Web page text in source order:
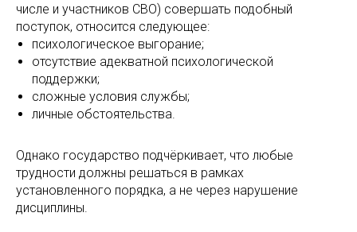
числе и участников СВО) совершать подобный
поступок, относится следующее:
психологическое выгорание;
отсутствие адекватной психологической
поддержки;
сложные условия службы;
личные обстоятельства.
Однако государство подчёркивает, что любые
трудности должны решаться в рамках
установленного порядка, а не через нарушение
дисциплины.